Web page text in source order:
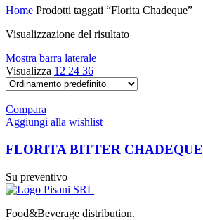
Home Prodotti taggati “Florita Chadeque”
Visualizzazione del risultato
Mostra barra laterale
Visualizza 12 24 36
Compara
Aggiungi alla wishlist
FLORITA BITTER CHADEQUE
Su preventivo
Food&Beverage distribution.